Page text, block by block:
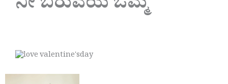
ನೀ ಬರುವೆಯ ಒಮ್ಮೆ